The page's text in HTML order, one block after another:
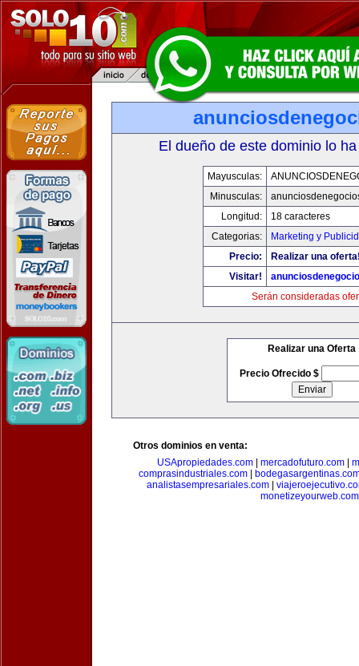
El dueño de este dominio lo
Mayusculas:
Minusculas:
Longitud:
18 caracteres
Categorias:
Marketing y
Precio:
Realizar una
Visitar!
Serán consideradas
Realizar una Oferta
Precio Ofrecido $
Otros dominios en venta:
USApropiedades.com| mercadofuturo.com|
comprasindustriales.com
analistasempresariales.com
monetizeyourweb.com